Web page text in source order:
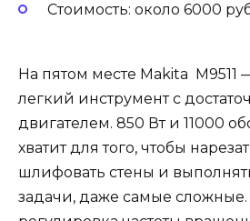
Стоимость: около 6000
На пятом месте Makita
легкий инструмент с
двигателем. 850 Вт и 11000
хватит для того, чтобы
шлифовать стены и
задачи, даже самые сложные.